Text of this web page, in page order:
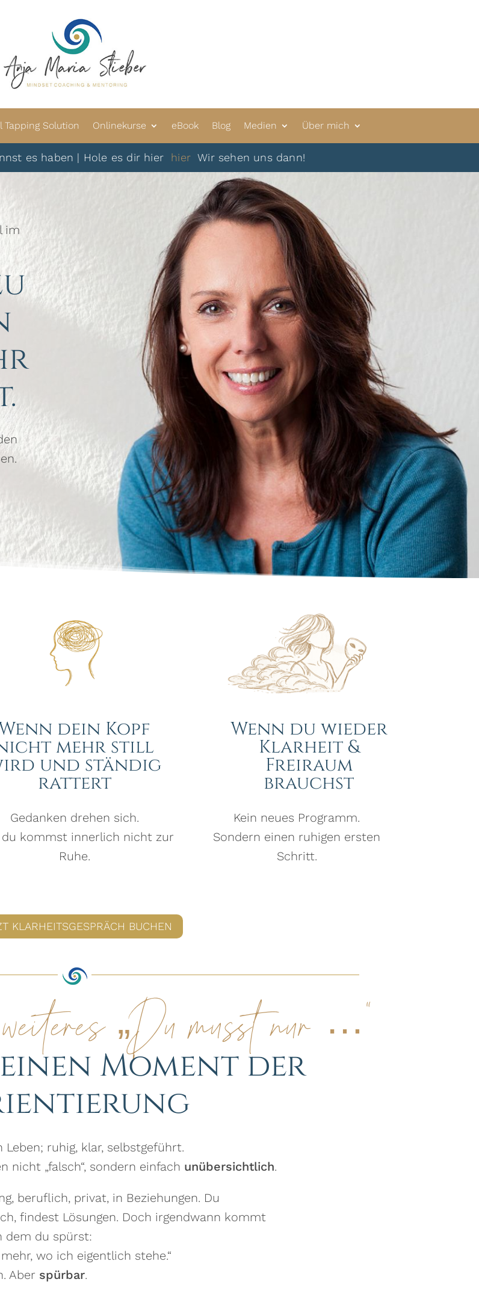
Tapping Solution Onlinekurse eBook Blog Medien Über mich
| Hole es dir hier hier Wir sehen uns dann!
im
dein Kopf
mehr still
und ständig
rattert
Gedanken drehen sich.
du kommst innerlich nicht zur
Ruhe.
Wenn du wieder
Klarheit &
Freiraum
brauchst
Kein neues Programm.
Sondern einen ruhigen ersten
Schritt.
KLARHEITSGESPRÄCH BUCHEN
„Du musst nur …“
Moment der
ruhig, klar, selbstgeführt.
nicht „falsch“, sondern einfach unübersichtlich.
beruflich, privat, in Beziehungen. Du
findest Lösungen. Doch irgendwann kommt
dem du spürst:
wo ich eigentlich stehe.“
Aber spürbar.